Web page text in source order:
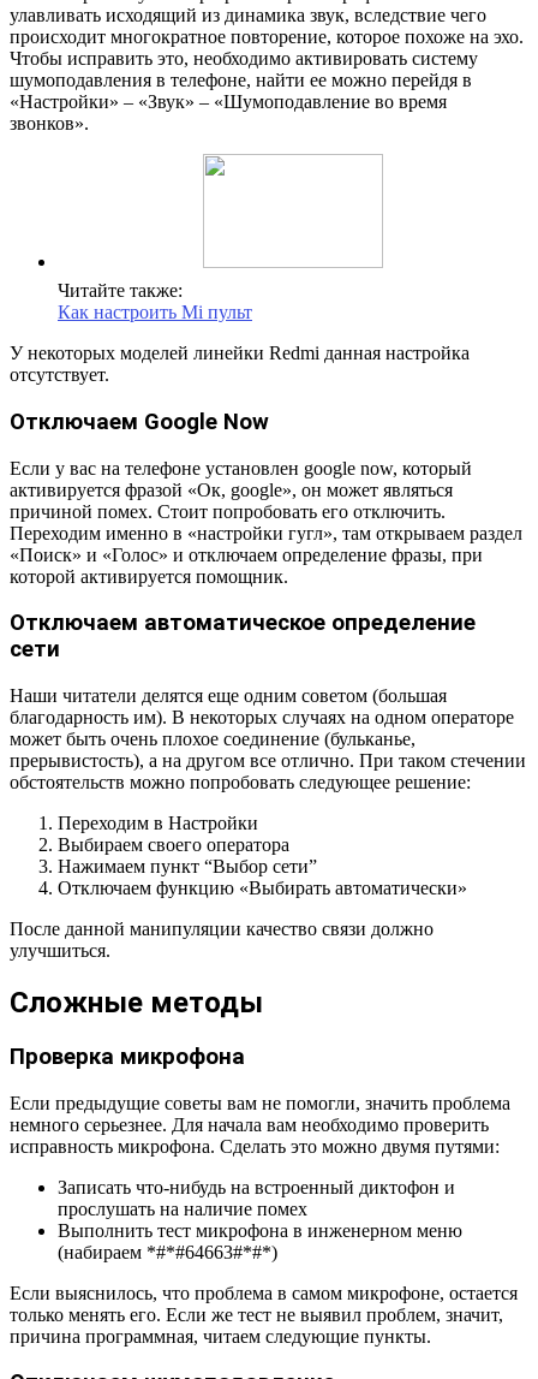
улавливать исходящий из динамика звук, вследствие чего
происходит многократное повторение, которое похоже на эхо.
Чтобы исправить это, необходимо активировать систему
шумоподавления в телефоне, найти ее можно перейдя в
«Настройки» – «Звук» – «Шумоподавление во время
звонков».
Читайте также:
Как настроить Mi пульт
У некоторых моделей линейки Redmi данная настройка
отсутствует.
Отключаем Google Now
Если у вас на телефоне установлен google now, который
активируется фразой «Ок, google», он может являться
причиной помех. Стоит попробовать его отключить.
Переходим именно в «настройки гугл», там открываем раздел
«Поиск» и «Голос» и отключаем определение фразы, при
которой активируется помощник.
Отключаем автоматическое определение
сети
Наши читатели делятся еще одним советом (большая
благодарность им). В некоторых случаях на одном операторе
может быть очень плохое соединение (бульканье,
прерывистость), а на другом все отлично. При таком стечении
обстоятельств можно попробовать следующее решение:
Переходим в Настройки
Выбираем своего оператора
Нажимаем пункт “Выбор сети”
Отключаем функцию «Выбирать автоматически»
После данной манипуляции качество связи должно
улучшиться.
Сложные методы
Проверка микрофона
Если предыдущие советы вам не помогли, значить проблема
немного серьезнее. Для начала вам необходимо проверить
исправность микрофона. Сделать это можно двумя путями:
Записать что-нибудь на встроенный диктофон и
прослушать на наличие помех
Выполнить тест микрофона в инженерном меню
(набираем *#*#64663#*#*)
Если выяснилось, что проблема в самом микрофоне, остается
только менять его. Если же тест не выявил проблем, значит,
причина программная, читаем следующие пункты.